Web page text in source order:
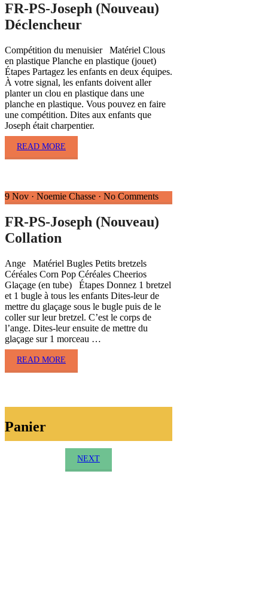
FR-PS-Joseph (Nouveau)
Déclencheur
Compétition du menuisier Matériel Clous
en plastique Planche en plastique (jouet)
Étapes Partagez les enfants en deux équipes.
À votre signal, les enfants doivent aller
planter un clou en plastique dans une
planche en plastique. Vous pouvez en faire
une compétition. Dites aux enfants que
Joseph était charpentier.
READ MORE
9 Nov · Noemie Chasse · No Comments
FR-PS-Joseph (Nouveau)
Collation
Ange Matériel Bugles Petits bretzels
Céréales Corn Pop Céréales Cheerios
Glaçage (en tube) Étapes Donnez 1 bretzel
et 1 bugle à tous les enfants Dites-leur de
mettre du glaçage sous le bugle puis de le
coller sur leur bretzel. C’est le corps de
l’ange. Dites-leur ensuite de mettre du
glaçage sur 1 morceau …
READ MORE
Panier
NEXT